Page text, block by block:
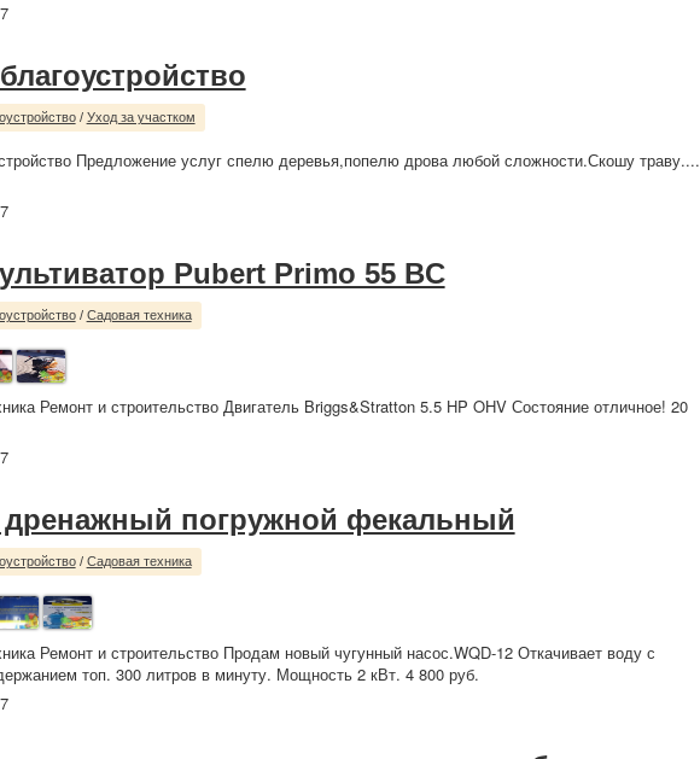
/ Уход за участком
Предложение услуг спелю деревья,попелю дрова любой сложности.Скошу траву....
Pubert Primo 55 BC
/ Садовая техника
Ремонт и строительство Двигатель Briggs&Stratton 5.5 HP OHV Состояние отличное! 20
дренажный погружной фекальный
/ Садовая техника
Ремонт и строительство Продам новый чугунный насос.WQD-12 Откачивает воду с
топ. 300 литров в минуту. Мощность 2 кВт. 4 800 руб.